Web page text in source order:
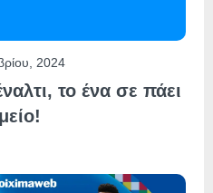
2024
το ένα σε πάει